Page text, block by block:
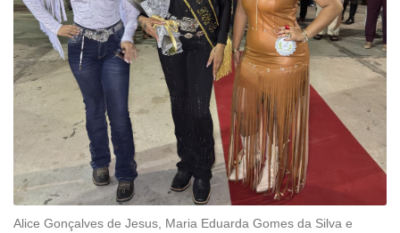
Alice Gonçalves de Jesus, Maria Eduarda Gomes da Silva e